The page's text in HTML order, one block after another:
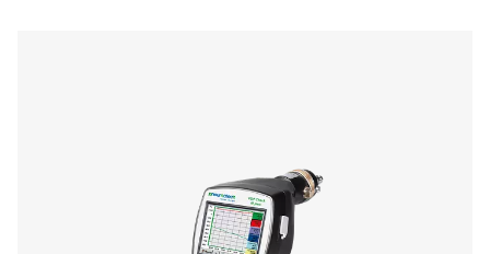
Une gamme complète
produits